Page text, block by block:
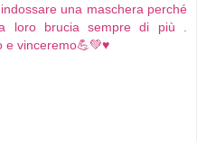
una maschera perché
loro brucia sempre di più .
e vinceremo💪💚♥️